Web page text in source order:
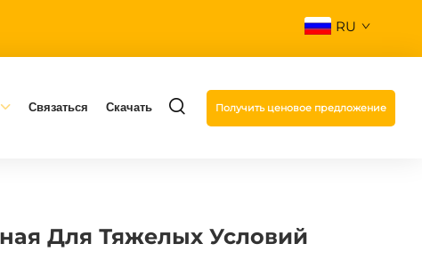
RU
Связаться Скачать Получить ценовое предложение
Для Тяжелых Условий